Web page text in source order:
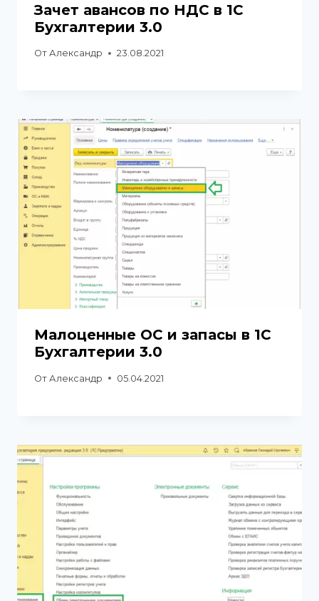
Зачет авансов по НДС в 1С
Бухгалтерии 3.0
От Александр 23.08.2021
Малоценные ОС и запасы в 1С
Бухгалтерии 3.0
От Александр 05.04.2021